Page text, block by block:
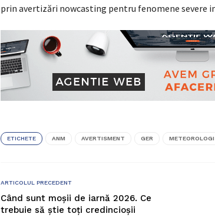
prin avertizări nowcasting pentru fenomene severe
ETICHETE ANM AVERTISMENT GER METEOROLOGI
ARTICOLUL PRECEDENT
Când sunt moșii de iarnă 2026. Ce
trebuie să știe toți credincioșii